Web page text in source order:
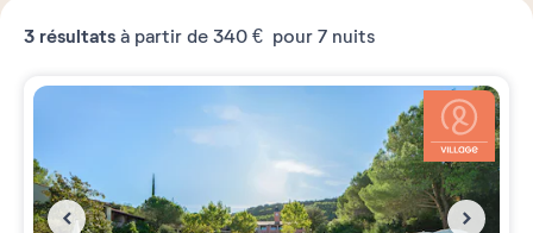
3 résultats à partir de 340 € pour 7 nuits